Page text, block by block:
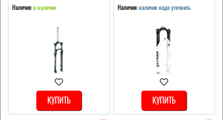
Наличие:в наличии
КУПИТЬ
Наличие: наличие надо уточнить
КУПИТЬ